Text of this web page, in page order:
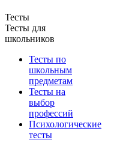
Тесты
Тесты для
школьников
Тесты по
школьным
предметам
Тесты на
выбор
профессий
Психологические
тесты